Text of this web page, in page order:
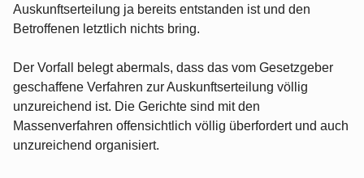
Auskunftserteilung ja bereits entstanden ist und den
Betroffenen letztlich nichts bring.
Der Vorfall belegt abermals, dass das vom Gesetzgeber
geschaffene Verfahren zur Auskunftserteilung völlig
unzureichend ist. Die Gerichte sind mit den
Massenverfahren offensichtlich völlig überfordert und auch
unzureichend organisiert.